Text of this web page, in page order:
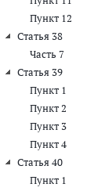
Пункт 12
Статья 38
Часть 7
Статья 39
Пункт 1
Пункт 2
Пункт 3
Пункт 4
Статья 40
Пункт 1